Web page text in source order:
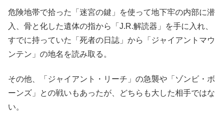
危険地帯で拾った「迷宮の鍵」を使って地下牢の内部に潜
入、骨と化した遺体の指から「J.R.解読器」を手に入れ、
すでに持っていた「死者の日誌」から「ジャイアントマウ
ンテン」の地名を読み取る。
その他、「ジャイアント・リーチ」の急襲や「ゾンビ・ボ
ーンズ」との戦いもあったが、どちらも大した相手ではな
い。